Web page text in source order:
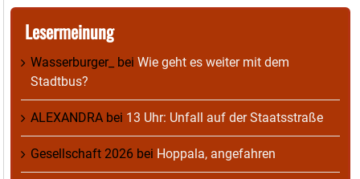
Lesermeinung
Wasserburger_ bei Wie geht es weiter mit dem
Stadtbus?
ALEXANDRA bei 13 Uhr: Unfall auf der Staatsstraße
Gesellschaft 2026 bei Hoppala, angefahren